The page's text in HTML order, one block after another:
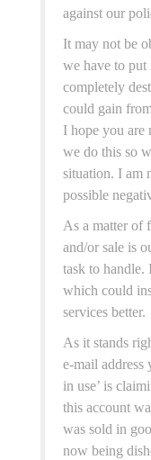
against our
It may not be
we have to put
completely
could gain
I hope you are
we do this so
situation. I am
possible
As a matter of
and/or sale is
task to handle.
which could
services better.
As it stands
e-mail address
in use’ is
this account
was sold in
now being